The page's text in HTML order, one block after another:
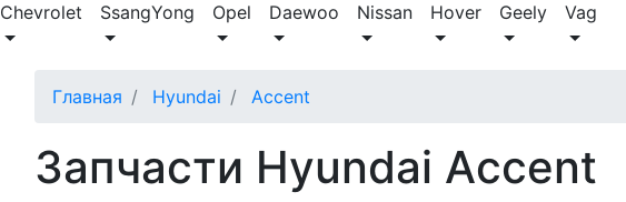
Chevrolet SsangYong Opel Daewoo Nissan Hover Geely Vag
Главная Hyundai Accent
Запчасти Hyundai Accent